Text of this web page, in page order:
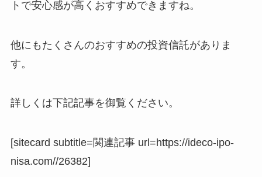
トで安心感が高くおすすめできますね。
他にもたくさんのおすすめの投資信託がありま
す。
詳しくは下記記事を御覧ください。
[sitecard subtitle=関連記事 url=https://ideco-ipo-
nisa.com//26382]